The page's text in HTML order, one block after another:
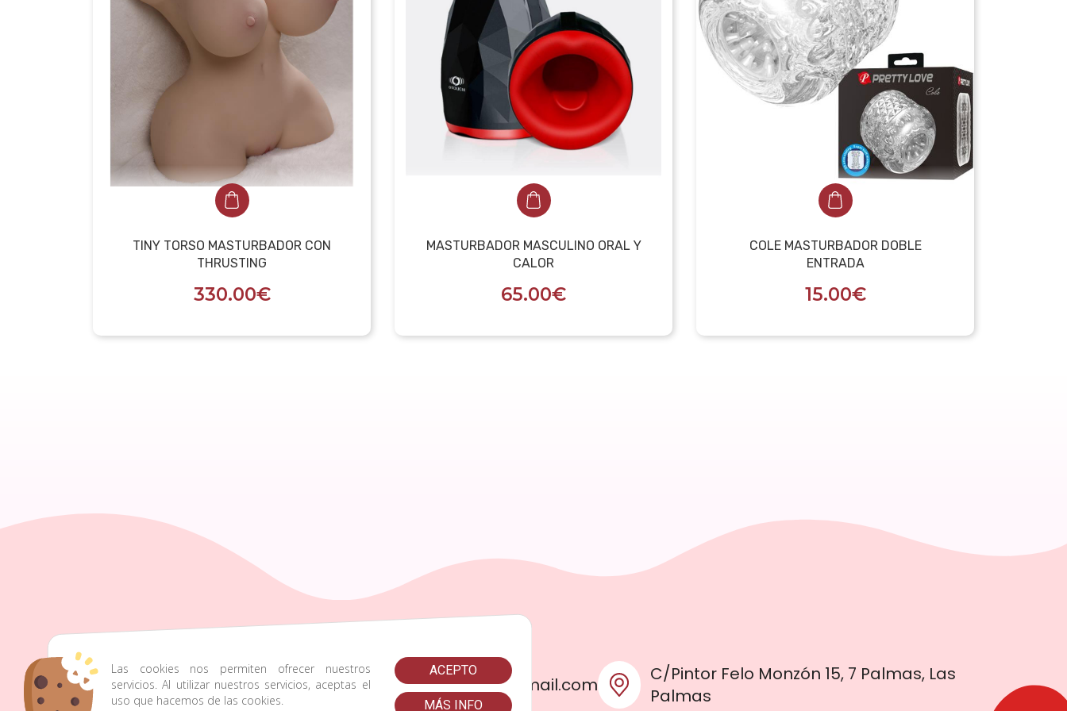
Las cookies nos permiten ofrecer nuestros
servicios. Al utilizar nuestros servicios, aceptas el
uso que hacemos de las cookies.
ACEPTO
MÁS INFO
TINY TORSO MASTURBADOR CON
THRUSTING
330.00€
MASTURBADOR MASCULINO ORAL Y
CALOR
65.00€
COLE MASTURBADOR DOBLE
ENTRADA
15.00€
928424875-
611631514
complicescanarias@gmail.com
C/Pintor Felo Monzón 15, 7 Palmas, Las
Palmas